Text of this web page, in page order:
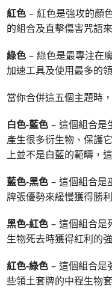
紅色 – 紅色是強攻的顏
的組合及直擊傷害咒語
綠色 – 綠色是最專注在
加速工具及使用最多的
當你合併這五個主題時
白色-藍色 – 這個組合是
產生很多衍生物、保護
上並不是白藍的範疇，
藍色-黑色 – 這個組合是
牌張優勢來緩慢獲得勝
黑色-紅色 – 這個組合是
生物死去時獲得紅利的
紅色-綠色 – 這個組合是
些領土套牌的中程生物